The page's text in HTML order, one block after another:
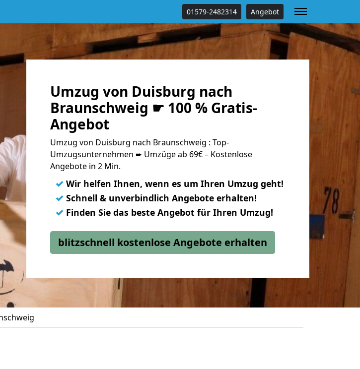
01579-2482314 Angebot
Umzug von Duisburg nach
Braunschweig ☛ 100 % Gratis-
Angebot
Umzug von Duisburg nach Braunschweig : Top-
Umzugsunternehmen ➨ Umzüge ab 69€ – Kostenlose
Angebote in 2 Min.
✓ Wir helfen Ihnen, wenn es um Ihren Umzug geht!
✓ Schnell & unverbindlich Angebote erhalten!
✓ Finden Sie das beste Angebot für Ihren Umzug!
blitzschnell kostenlose Angebote erhalten